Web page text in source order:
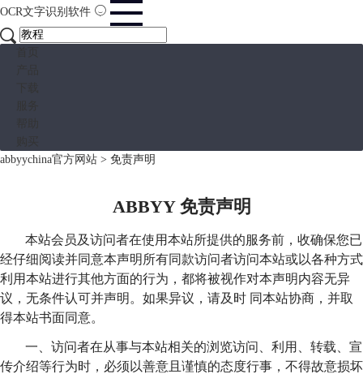
OCR文字识别软件
abbyychina官方网站 > 免责声明
ABBYY 免责声明
本站会员及访问者在使用本站所提供的服务前，收确保您已
经仔细阅读并同意本声明所有同款访问者访问本站或以各种方式
利用本站进行其他方面的行为，都将被视作对本声明内容无异
议，无条件认可并声明。如果异议，请及时 同本站协商，并取
得本站书面同意。
一、访问者在从事与本站相关的浏览访问、利用、转载、宣
传介绍等行为时，必须以善意且谨慎的态度行事，不得故意损坏